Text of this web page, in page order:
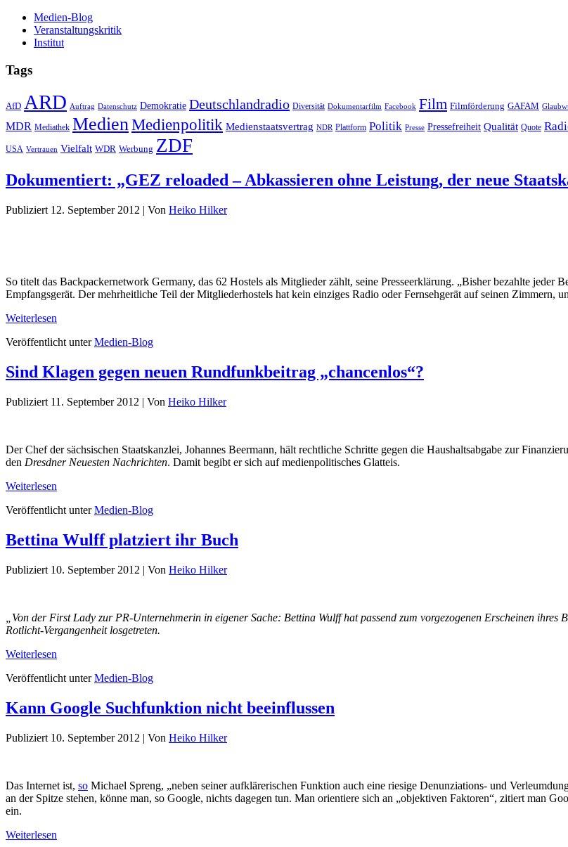
Medien-Blog
Veranstaltungskritik
Institut
Tags
AfD ARD Auftrag Datenschutz Demokratie Deutschlandradio Diversität Dokumentarfilm Facebook Film Filmförderung GAFAM
MDR Mediathek MedienMedienpolitik Medienstaatsvertrag NDR Plattform Politik Presse Pressefreiheit Qualität Quote
USA Vertrauen Vielfalt WDR Werbung ZDF
Dokumentiert: „GEZ reloaded – Abkassieren ohne Leistung, der neue
Publiziert 12. September 2012 | Von Heiko Hilker
So titelt das Backpackernetwork Germany, das 62 Hostels als Mitglieder zählt, seine Presseerklärung. „Bisher bezahlte
Empfangsgerät. Der mehrheitliche Teil der Mitgliederhostels hat kein einziges Radio oder Fernsehgerät auf seinen Zimmern,
Weiterlesen
Veröffentlicht unter Medien-Blog
Sind Klagen gegen neuen Rundfunkbeitrag „chancenlos“?
Publiziert 11. September 2012 | Von Heiko Hilker
Der Chef der sächsischen Staatskanzlei, Johannes Beermann, hält rechtliche Schritte gegen die Haushaltsabgabe zur
den Dresdner Neuesten Nachrichten. Damit begibt er sich auf medienpolitisches Glatteis.
Weiterlesen
Veröffentlicht unter Medien-Blog
Bettina Wulff platziert ihr Buch
Publiziert 10. September 2012 | Von Heiko Hilker
„Von der First Lady zur PR-Unternehmerin in eigener Sache: Bettina Wulff hat passend zum vorgezogenen Erscheinen
Rotlicht-Vergangenheit losgetreten.
Weiterlesen
Veröffentlicht unter Medien-Blog
Kann Google Suchfunktion nicht beeinflussen
Publiziert 10. September 2012 | Von Heiko Hilker
Das Internet ist, so Michael Spreng, „neben seiner aufklärerischen Funktion auch eine riesige Denunziations- und
an der Spitze stehen, könne man, so Google, nichts dagegen tun. Man orientiere sich an „objektiven Faktoren“, zitiert man
ein.
Weiterlesen